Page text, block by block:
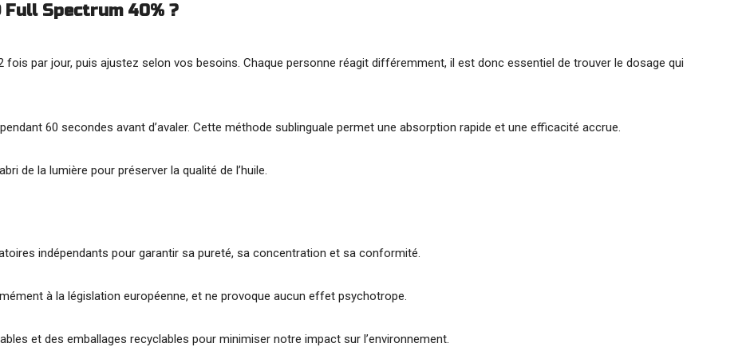
Spectrum 40% ?
par jour, puis ajustez selon vos besoins. Chaque personne réagit différemment, il est donc essentiel de trouver le dosage qui
60 secondes avant d’avaler. Cette méthode sublinguale permet une absorption rapide et une efficacité accrue.
de la lumière pour préserver la qualité de l’huile.
indépendants pour garantir sa pureté, sa concentration et sa conformité.
à la législation européenne, et ne provoque aucun effet psychotrope.
et des emballages recyclables pour minimiser notre impact sur l’environnement.